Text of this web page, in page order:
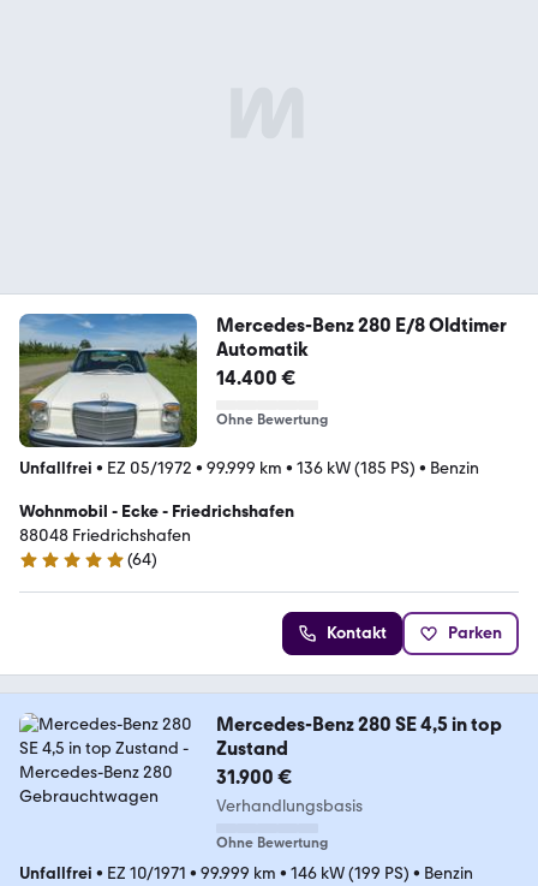
Mercedes-Benz 280 E/8 Oldtimer
Automatik
14.400 €
Ohne Bewertung
Unfallfrei • EZ 05/1972 • 99.999 km • 136 kW (185 PS) • Benzin
Wohnmobil - Ecke - Friedrichshafen
88048 Friedrichshafen
4.8 Sterne
(64)
Kontakt Parken
Mercedes-Benz 280 SE 4,5 in top
Zustand
31.900 €
Verhandlungsbasis
Ohne Bewertung
Unfallfrei • EZ 10/1971 • 99.999 km • 146 kW (199 PS) • Benzin